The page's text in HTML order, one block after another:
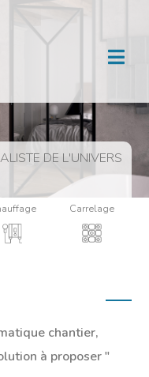
DE L'UNIVERS
Carrelage
chantier,
à proposer